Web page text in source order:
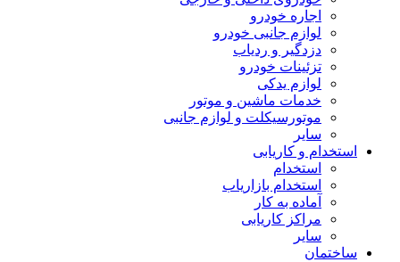
اجاره خودرو
لوازم جانبی خودرو
دزدگیر و ردیاب
تزئینات خودرو
لوازم یدکی
خدمات ماشین و موتور
موتورسیکلت و لوازم جانبی
سایر
استخدام و کاریابی
استخدام
استخدام بازاریاب
آماده به کار
مراکز کاریابی
سایر
ساختمان